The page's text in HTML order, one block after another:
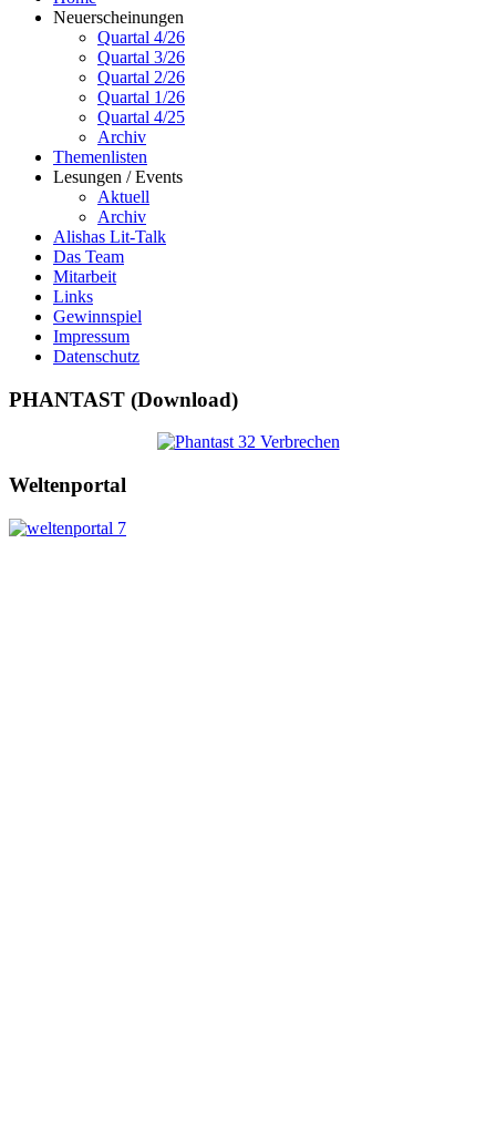
Neuerscheinungen
Quartal 4/26
Quartal 3/26
Quartal 2/26
Quartal 1/26
Quartal 4/25
Archiv
Themenlisten
Lesungen / Events
Aktuell
Archiv
Alishas Lit-Talk
Das Team
Mitarbeit
Links
Gewinnspiel
Impressum
Datenschutz
PHANTAST (Download)
Weltenportal